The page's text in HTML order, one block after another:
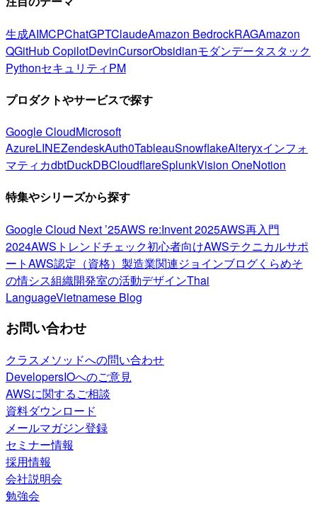
生成AIMCPChatGPTClaudeAmazon BedrockRAGAmazon
QGitHub CopilotDevinCursorObsidianモダンデータスタック
PythonセキュリティPM
プロダクトやサービスで探す
Google CloudMicrosoft
AzureLINEZendeskAuth0TableauSnowflakeAlteryxインフォ
マティカdbtDuckDBCloudflareSplunkVision OneNotion
特集やシリーズから探す
Google Cloud Next ’25AWS re:Invent 2025AWS再入門
2024AWSトレンドチェック初心者向けAWSテクニカルサポ
ートAWS認定（資格） 製造業関連ジョインブログくらめそ
の情シス組織開発室の活動デザインThai
LanguageVietnamese Blog
お問い合わせ
クラスメソッドへの問い合わせ
DevelopersIOへのご意見
AWSに関するご相談
資料ダウンロード
メールマガジン登録
セミナー情報
採用情報
会社説明会
勉強会